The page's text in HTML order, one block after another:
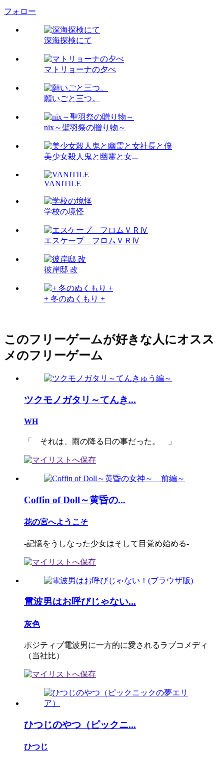
フォロー
深海探検にて
マトリョーナの夕べ
願いごと三つ。
nix～聖羽祭の贈り物～
美少女殺人鬼と幽霊と女...
VANITILE
学校の境怪
エスケープ フロムＶＲⅣ
彼岸邸 改
+ 冬のぬくもり +
このフリーゲームが好きな人にオスス
メのフリーゲーム
ツクモノガタリ～てんき...
WH
「 それは、雨の降る日の事だった。 」
Coffin of Doll～黄昏の...
花の宮へようこそ
-記憶をうしなった少女はそして目覚め始める-
電波男はお呼びじゃない...
灰色
ポジティブ電波男に一方的に愛されるラブコメディ
（当社比）
ひつじのやつ（ピックニ...
ひつじ